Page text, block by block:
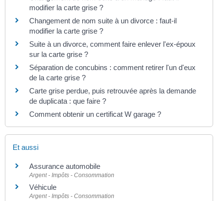
modifier la carte grise ?
Changement de nom suite à un divorce : faut-il
modifier la carte grise ?
Suite à un divorce, comment faire enlever l'ex-époux
sur la carte grise ?
Séparation de concubins : comment retirer l'un d'eux
de la carte grise ?
Carte grise perdue, puis retrouvée après la demande
de duplicata : que faire ?
Comment obtenir un certificat W garage ?
Et aussi
Assurance automobile
Argent - Impôts - Consommation
Véhicule
Argent - Impôts - Consommation